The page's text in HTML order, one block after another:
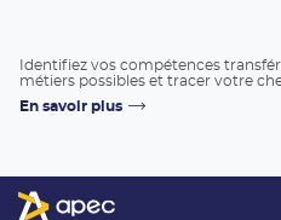
Identifiez vos compétences
métiers possibles et tracer votre
En savoir plus